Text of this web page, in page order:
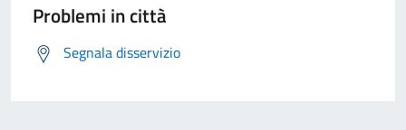
Problemi in città
Segnala disservizio